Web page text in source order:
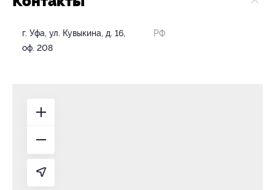
г. Уфа, ул. Кувыкина, д. 16,
оф. 208
РФ